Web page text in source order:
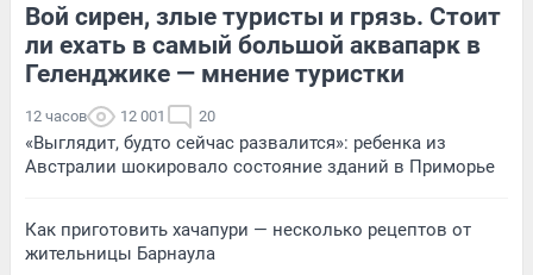
Вой сирен, злые туристы и грязь. Стоит
ли ехать в самый большой аквапарк в
Геленджике — мнение туристки
12 часов 12 001 20
«Выглядит, будто сейчас развалится»: ребенка из
Австралии шокировало состояние зданий в Приморье
Как приготовить хачапури — несколько рецептов от
жительницы Барнаула